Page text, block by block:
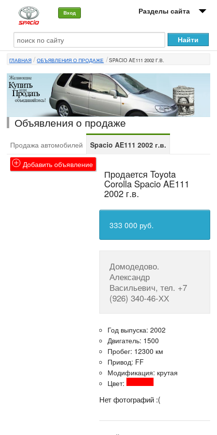
Вход Разделы сайта
О машине
Автоклуб
Форумы
Сервисы и услуги
Новости
ГЛАВНАЯ ОБЪЯВЛЕНИЯ О ПРОДАЖЕ SPACIO AE111 2002 Г.В.
Объявления о продаже
Продажа автомобилей
Spacio AE111 2002 г.в.
Добавить объявление
Продается Toyota
Corolla Spacio AE111
2002 г.в.
333 000 руб.
Домодедово.
Александр
Васильевич, тел. +7
(926) 340-46-ХХ
Год выпуска: 2002
Двигатель: 1500
Пробег: 12300 км
Привод: FF
Модификация: крутая
Цвет:
Нет фотографий :(